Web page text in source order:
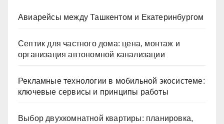
Авиарейсы между Ташкентом и Екатеринбургом
Септик для частного дома: цена, монтаж и
организация автономной канализации
Рекламные технологии в мобильной экосистеме:
ключевые сервисы и принципы работы
Выбор двухкомнатной квартиры: планировка,